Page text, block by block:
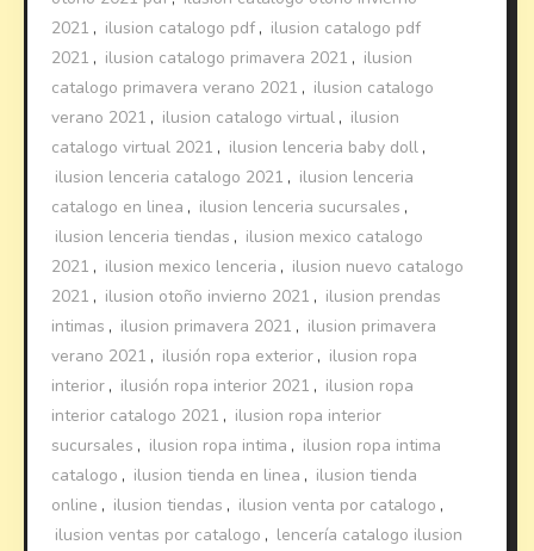
2021 , ilusion catalogo pdf , ilusion catalogo pdf
2021 , ilusion catalogo primavera 2021 , ilusion
catalogo primavera verano 2021 , ilusion catalogo
verano 2021 , ilusion catalogo virtual , ilusion
catalogo virtual 2021 , ilusion lenceria baby doll ,
ilusion lenceria catalogo 2021 , ilusion lenceria
catalogo en linea , ilusion lenceria sucursales ,
ilusion lenceria tiendas , ilusion mexico catalogo
2021 , ilusion mexico lenceria , ilusion nuevo catalogo
2021 , ilusion otoño invierno 2021 , ilusion prendas
intimas , ilusion primavera 2021 , ilusion primavera
verano 2021 , ilusión ropa exterior , ilusion ropa
interior , ilusión ropa interior 2021 , ilusion ropa
interior catalogo 2021 , ilusion ropa interior
sucursales , ilusion ropa intima , ilusion ropa intima
catalogo , ilusion tienda en linea , ilusion tienda
online , ilusion tiendas , ilusion venta por catalogo ,
ilusion ventas por catalogo , lencería catalogo ilusion